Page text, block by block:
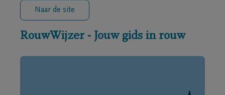
Naar de site
RouwWijzer - Jouw gids in rouw